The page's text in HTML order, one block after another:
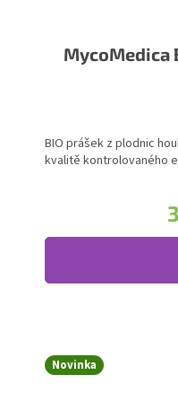
MycoMedica
BIO prášek z plodnic
kvalitě kontrolovaného
Novinka